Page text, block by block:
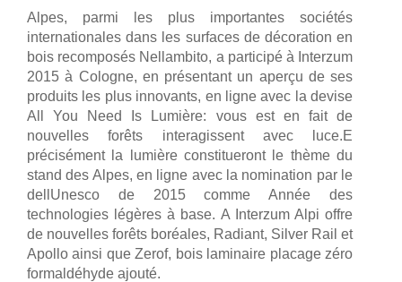
Alpes, parmi les plus importantes sociétés
internationales dans les surfaces de décoration en
bois recomposés Nellambito, a participé à Interzum
2015 à Cologne, en présentant un aperçu de ses
produits les plus innovants, en ligne avec la devise
All You Need Is Lumière: vous est en fait de
nouvelles forêts interagissent avec luce.E
précisément la lumière constitueront le thème du
stand des Alpes, en ligne avec la nomination par le
dellUnesco de 2015 comme Année des
technologies légères à base. A Interzum Alpi offre
de nouvelles forêts boréales, Radiant, Silver Rail et
Apollo ainsi que Zerof, bois laminaire placage zéro
formaldéhyde ajouté.